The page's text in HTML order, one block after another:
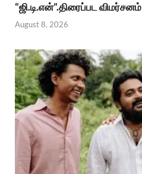
“ஜி.டி.என்”.திரைப்பட விமர்சனம்
August 8, 2026